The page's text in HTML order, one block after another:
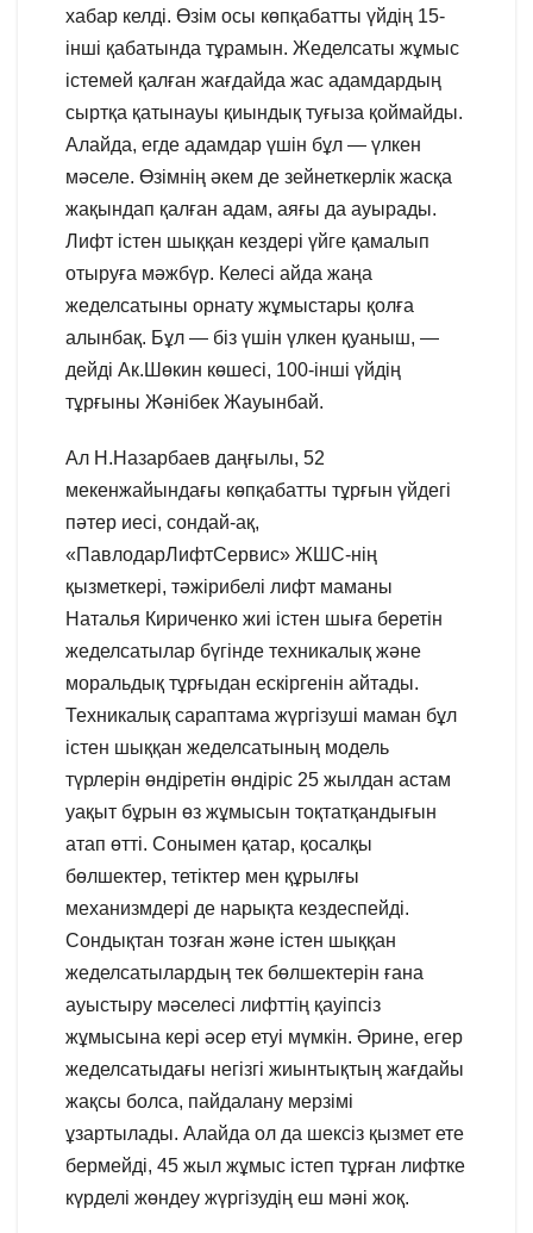
хабар келді. Өзім осы көпқабатты үйдің 15-
інші қабатында тұрамын. Жеделсаты жұмыс
істемей қалған жағдайда жас адамдардың
сыртқа қатынауы қиындық туғыза қоймайды.
Алайда, егде адамдар үшін бұл — үлкен
мәселе. Өзімнің әкем де зейнеткерлік жасқа
жақындап қалған адам, аяғы да ауырады.
Лифт істен шыққан кездері үйге қамалып
отыруға мәжбүр. Келесі айда жаңа
жеделсатыны орнату жұмыстары қолға
алынбақ. Бұл — біз үшін үлкен қуаныш, —
дейді Ак.Шөкин көшесі, 100-інші үйдің
тұрғыны Жәнібек Жауынбай.
Ал Н.Назарбаев даңғылы, 52
мекенжайындағы көпқабатты тұрғын үйдегі
пәтер иесі, сондай-ақ,
«ПавлодарЛифтСервис» ЖШС-нің
қызметкері, тәжірибелі лифт маманы
Наталья Кириченко жиі істен шыға беретін
жеделсатылар бүгінде техникалық және
моральдық тұрғыдан ескіргенін айтады.
Техникалық сараптама жүргізуші маман бұл
істен шыққан жеделсатының модель
түрлерін өндіретін өндіріс 25 жылдан астам
уақыт бұрын өз жұмысын тоқтатқандығын
атап өтті. Сонымен қатар, қосалқы
бөлшектер, тетіктер мен құрылғы
механизмдері де нарықта кездеспейді.
Сондықтан тозған және істен шыққан
жеделсатылардың тек бөлшектерін ғана
ауыстыру мәселесі лифттің қауіпсіз
жұмысына кері әсер етуі мүмкін. Әрине, егер
жеделсатыдағы негізгі жиынтықтың жағдайы
жақсы болса, пайдалану мерзімі
ұзартылады. Алайда ол да шексіз қызмет ете
бермейді, 45 жыл жұмыс істеп тұрған лифтке
күрделі жөндеу жүргізудің еш мәні жоқ.